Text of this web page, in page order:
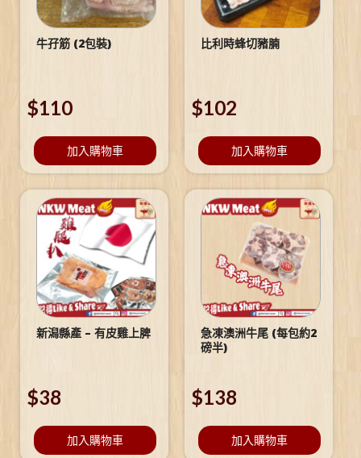
牛孖筋 (2包裝)
$110
加入購物車
比利時蜂切豬腩
$102
加入購物車
新潟縣產 – 有皮雞上脾
$38
加入購物車
急凍澳洲牛尾 (每包約2
磅半)
$138
加入購物車